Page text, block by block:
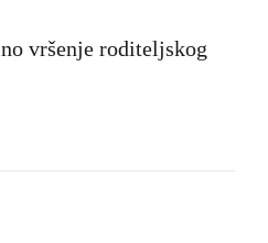
vršenje roditeljskog